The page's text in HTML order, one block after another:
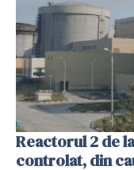
Reactorul 2 de
controlat, din